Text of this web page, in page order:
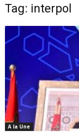
Tag: interpol
A la Une